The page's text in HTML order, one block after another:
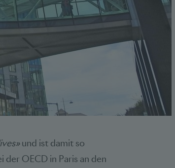
und ist damit so
der OECD in Paris an den